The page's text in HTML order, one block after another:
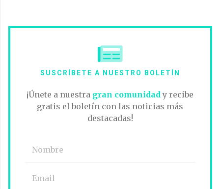
SUSCRÍBETE A NUESTRO BOLETÍN
¡Únete a nuestra gran comunidad y recibe
gratis el boletín con las noticias más
destacadas!